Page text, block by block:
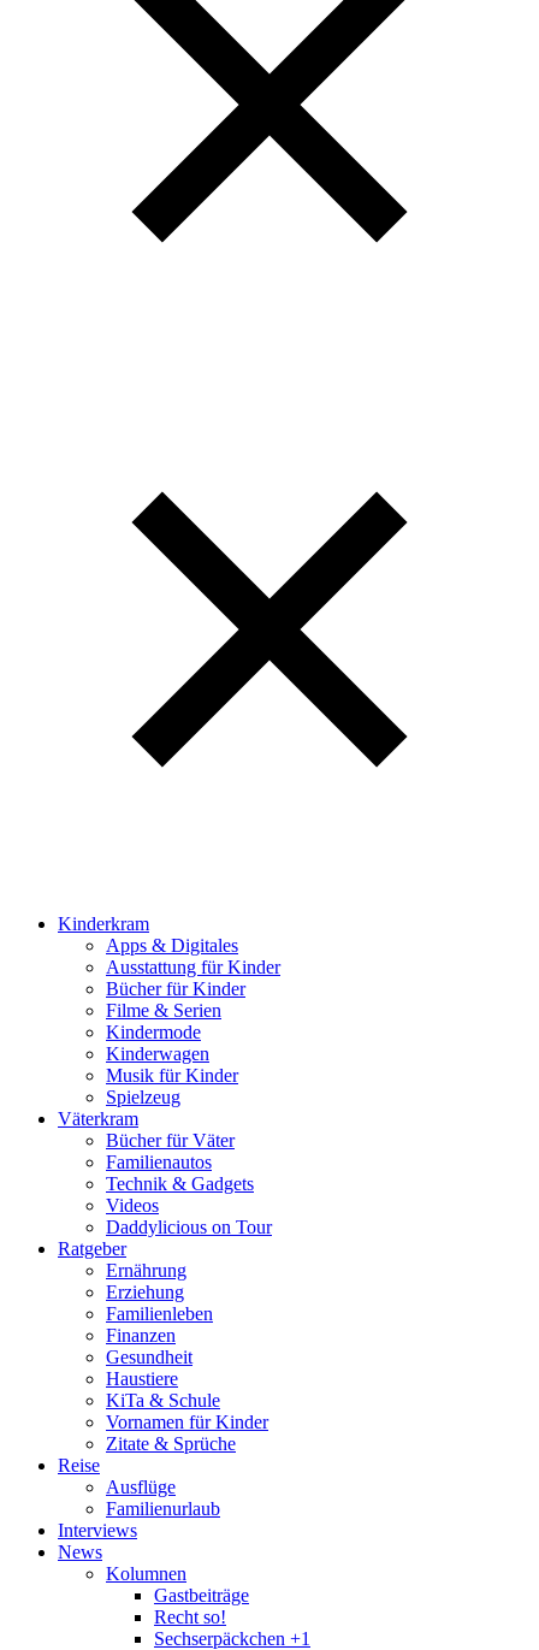
Kinderkram
Apps & Digitales
Ausstattung für Kinder
Bücher für Kinder
Filme & Serien
Kindermode
Kinderwagen
Musik für Kinder
Spielzeug
Väterkram
Bücher für Väter
Familienautos
Technik & Gadgets
Videos
Daddylicious on Tour
Ratgeber
Ernährung
Erziehung
Familienleben
Finanzen
Gesundheit
Haustiere
KiTa & Schule
Vornamen für Kinder
Zitate & Sprüche
Reise
Ausflüge
Familienurlaub
Interviews
News
Kolumnen
Gastbeiträge
Recht so!
Sechserpäckchen +1